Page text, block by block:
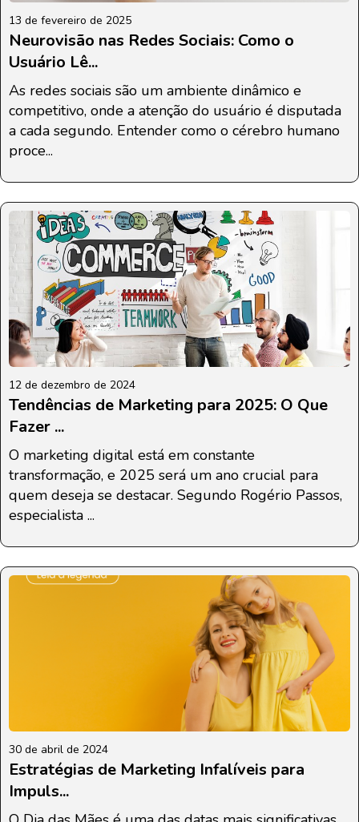
13 de fevereiro de 2025
Neurovisão nas Redes Sociais: Como o
Usuário Lê...
As redes sociais são um ambiente dinâmico e
competitivo, onde a atenção do usuário é disputada
a cada segundo. Entender como o cérebro humano
proce...
12 de dezembro de 2024
Tendências de Marketing para 2025: O Que
Fazer ...
O marketing digital está em constante
transformação, e 2025 será um ano crucial para
quem deseja se destacar. Segundo Rogério Passos,
especialista ...
30 de abril de 2024
Estratégias de Marketing Infalíveis para
Impuls...